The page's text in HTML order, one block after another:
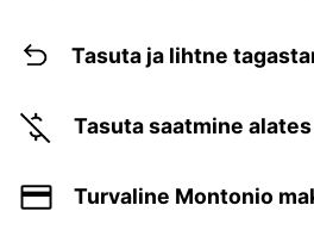
Tasuta ja lihtne
Tasuta saatmine
Turvaline Montonio